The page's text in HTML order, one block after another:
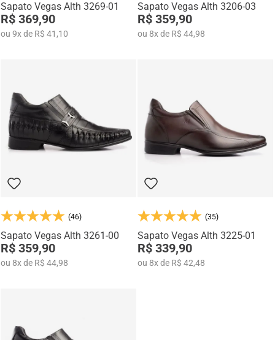
Sapato Vegas Alth 3269-01
R$ 369,90
ou 9xde R$ 41,10
Sapato Vegas Alth 3206-03
R$ 359,90
ou 8xde R$ 44,98
(46)
Sapato Vegas Alth 3261-00
R$ 359,90
ou 8xde R$ 44,98
(35)
Sapato Vegas Alth 3225-01
R$ 339,90
ou 8xde R$ 42,48